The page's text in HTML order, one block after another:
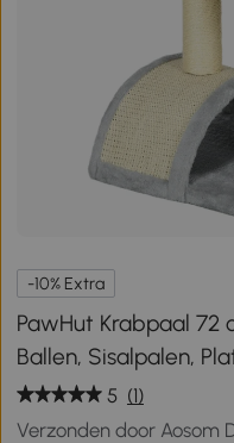
-10% Extra
PawHut Krabpaal 72
Ballen, Sisalpalen,
5 (1)
Verzonden door Aosom